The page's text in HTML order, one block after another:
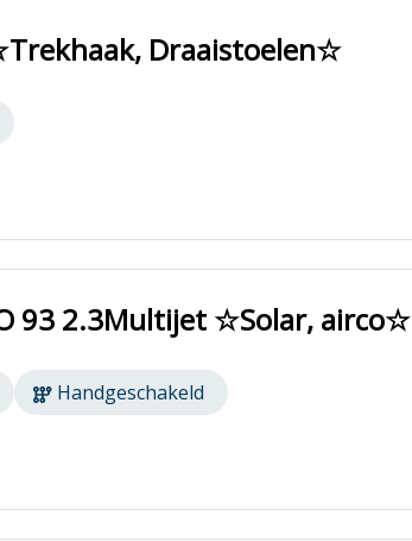
Draaistoelen☆
93 2.3Multijet ☆Solar, airco☆
Handgeschakeld